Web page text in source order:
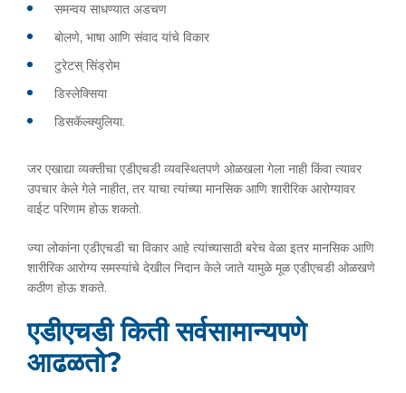
समन्वय साधण्यात अडचण
बोलणे, भाषा आणि संवाद यांचे विकार
टुरेटस् सिंड्रोम
डिस्लेक्सिया
डिसकॅल्क्युलिया.
जर एखाद्या व्यक्तीचा एडीएचडी व्यवस्थितपणे ओळखला गेला नाही किंवा त्यावर
उपचार केले गेले नाहीत, तर याचा त्यांच्या मानसिक आणि शारीरिक आरोग्यावर
वाईट परिणाम होऊ शकतो.
ज्या लोकांना एडीएचडी चा विकार आहे त्यांच्यासाठी बरेच वेळा इतर मानसिक आणि
शारीरिक आरोग्य समस्यांचे देखील निदान केले जाते यामुळे मूळ एडीएचडी ओळखणे
कठीण होऊ शकते.
एडीएचडी किती सर्वसामान्यपणे
आढळतो?